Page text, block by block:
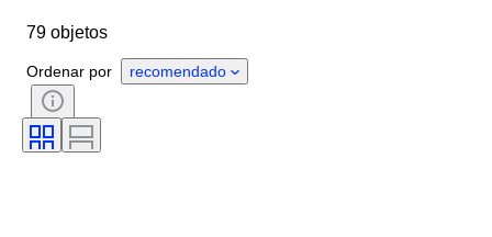
Objeto
Tema
79 objetos
Ordenar por recomendado